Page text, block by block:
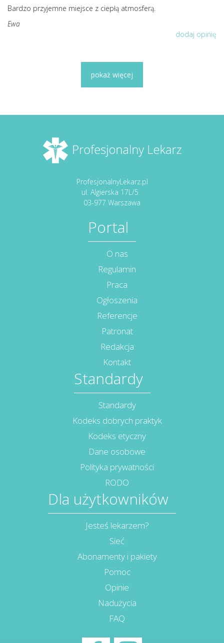
Bardzo przyjemne miejsce z ciepłą atmosferą.
Ewa
dodaj opinię
pokaż więcej
ProfesjonalnyLekarz.pl
ul. Algierska 17L/5
03-977 Warszawa
Portal
O nas
Regulamin
Praca
Ogłoszenia
Referencje
Patronat
Redakcja
Kontakt
Standardy
Standardy
Kodeks dobrych praktyk
Kodeks etyczny
Dane osobowe
Polityka prywatności
RODO
Dla użytkowników
Jesteś lekarzem?
Sieć
Abonamenty i pakiety
Pomoc
Opinie
Nadużycia
FAQ